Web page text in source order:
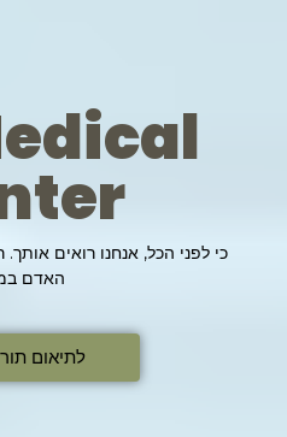
כי לפני הכל, אנחנו רואים
האדם
לתיאום תור